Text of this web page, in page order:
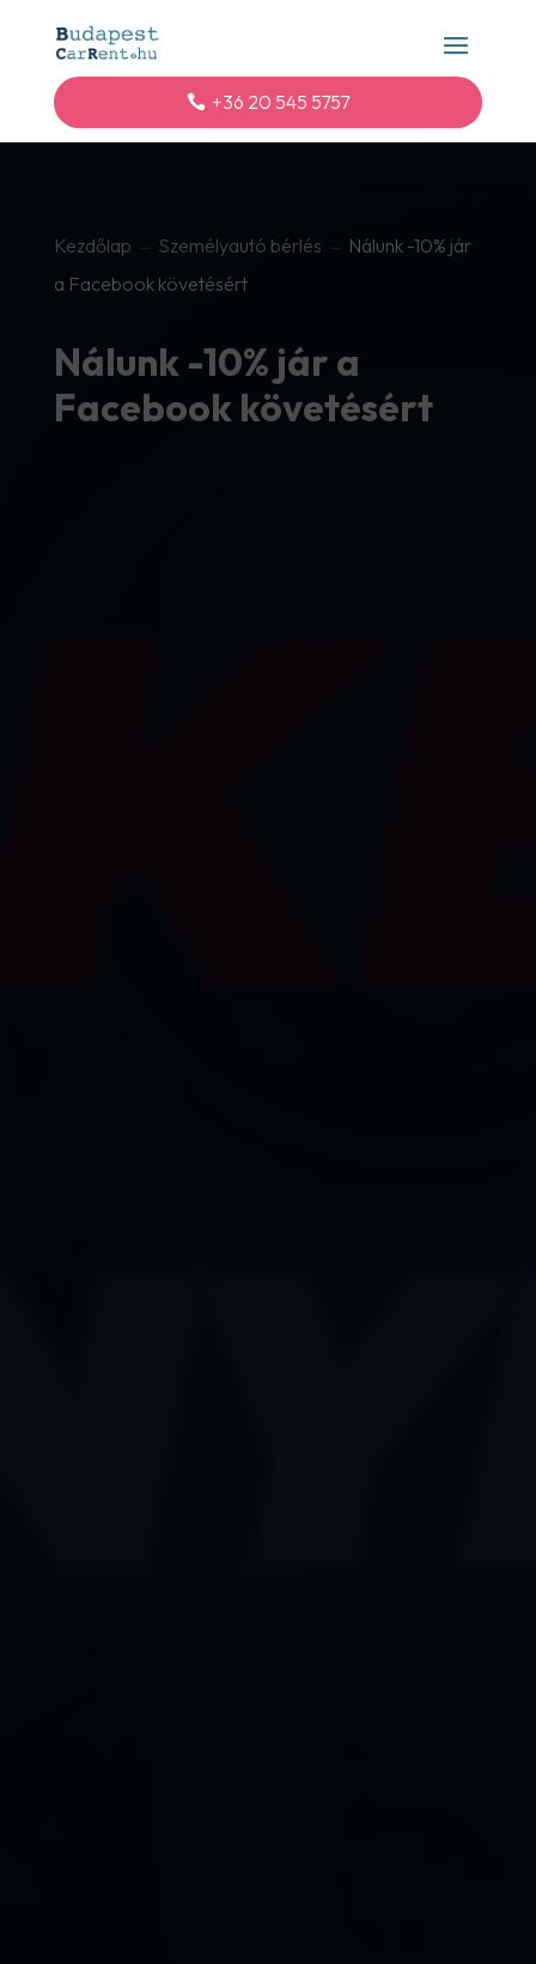
+36 20 545 5757
Kezdőlap K Személyautó bérlés K Nálunk -10% jár
a Facebook követésért
Nálunk -10% jár a
Facebook követésért